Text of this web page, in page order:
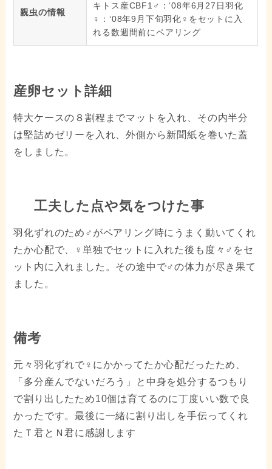
親虫の情報
キトス産CBF1♂：‘08年6月27日羽化
♀：‘08年9月下旬羽化♀をセットに入
れる数週間前にペアリング
産卵セット詳細
特大ケースの８割程までマットを入れ、その内半分
は堅詰めゼリーを入れ、外側から新聞紙を巻いた蓋
をしました。
工夫した点や気をつけた事
羽化ずれのため♂がペアリング時にうまく動いてくれ
たか心配で、♀単独でセットに入れた後も度々♂をセ
ット内に入れました。その途中で♂の体力が尽き果て
ました。
備考
元々羽化ずれで♀にかかってたか心配だったため、
「多分産んでないだろう」と中身を処分するつもり
で割り出したため10個は育てるのに丁度いい数で良
かったです。最後に一緒に割り出しを手伝ってくれ
たＴ君とＮ君に感謝します